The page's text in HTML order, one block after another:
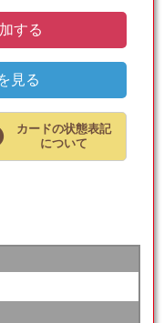
する
見る
カードの状態表記
について